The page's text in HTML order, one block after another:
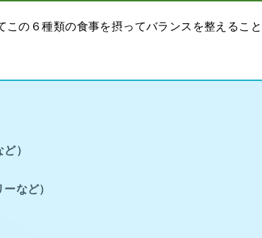
の６種類の食事を摂ってバランスを整えること
）
など）